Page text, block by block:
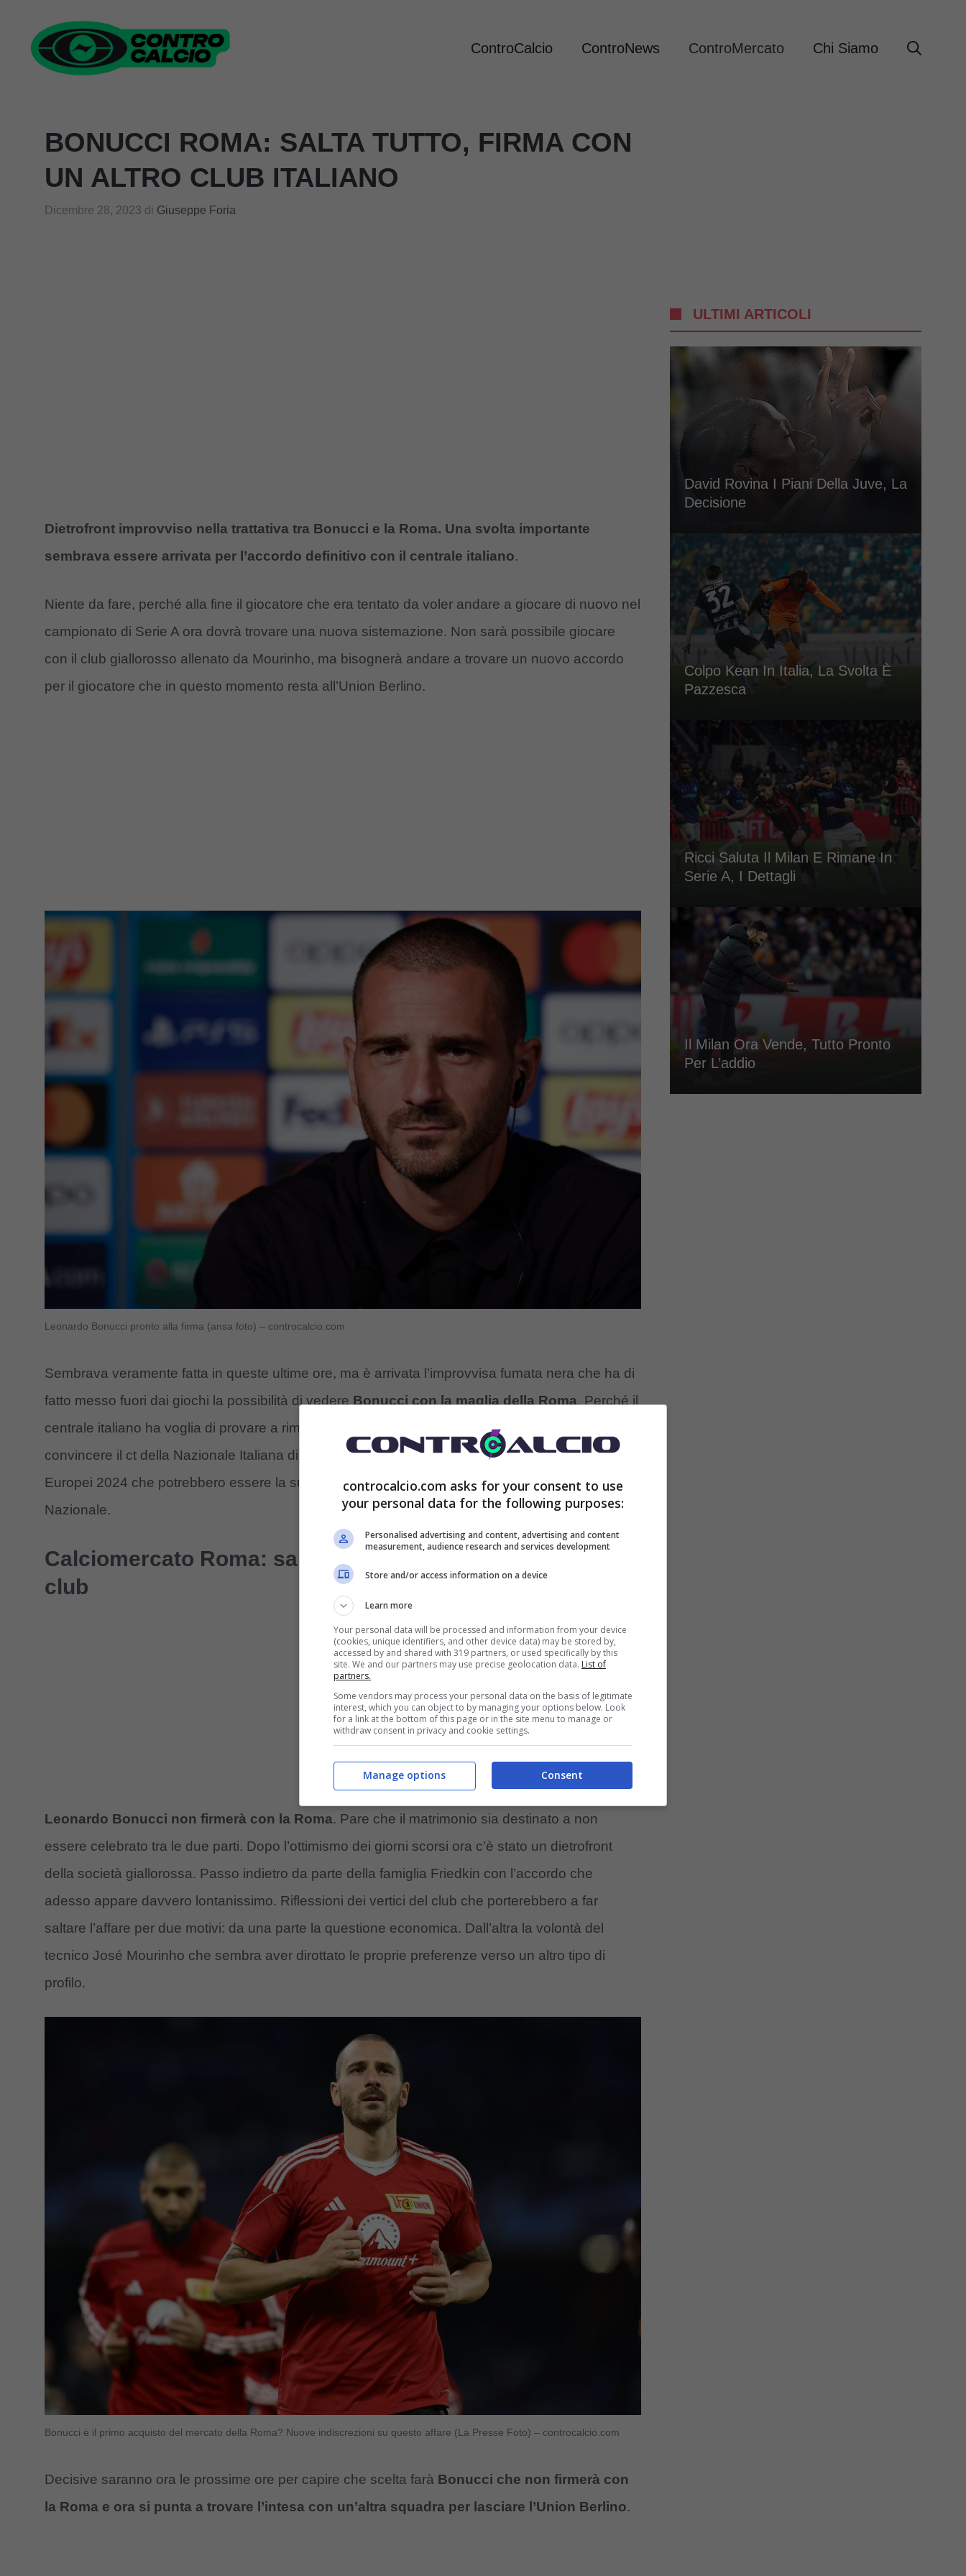
contenuto
ControCalcio ControNews ControMercato Chi Siamo
BONUCCI ROMA: SALTA TUTTO, FIRMA CON
UN ALTRO CLUB ITALIANO
Dicembre 28, 2023 di Giuseppe Foria
Dietrofront improvviso nella trattativa tra Bonucci e la Roma. Una svolta importante
sembrava essere arrivata per l’accordo definitivo con il centrale italiano.
Niente da fare, perché alla fine il giocatore che era tentato da voler andare a giocare di nuovo nel
campionato di Serie A ora dovrà trovare una nuova sistemazione. Non sarà possibile giocare
con il club giallorosso allenato da Mourinho, ma bisognerà andare a trovare un nuovo accordo
per il giocatore che in questo momento resta all’Union Berlino.
Leonardo Bonucci pronto alla firma (ansa foto) – controcalcio.com
Sembrava veramente fatta in queste ultime ore, ma è arrivata l’improvvisa fumata nera che ha di
fatto messo fuori dai giochi la possibilità di vedereBonucci con la maglia della Roma. Perché il
centrale italiano ha voglia di provare a rimettersi in gioco in Italia per poter poi provare anche a
convincere il ct della Nazionale Italiana di provare a prendersi una convocazione per i prossimi
Europei 2024 che potrebbero essere la sua ultima grande occasione di vestire la maglia della
Nazionale.
Calciomercato Roma: salta Bonucci, lo prende un altro
club
Leonardo Bonucci non firmerà con la Roma. Pare che il matrimonio sia destinato a non
essere celebrato tra le due parti. Dopo l’ottimismo dei giorni scorsi ora c’è stato un dietrofront
della società giallorossa. Passo indietro da parte della famiglia Friedkin con l’accordo che
adesso appare davvero lontanissimo. Riflessioni dei vertici del club che porterebbero a far
saltare l’affare per due motivi: da una parte la questione economica. Dall’altra la volontà del
tecnico José Mourinho che sembra aver dirottato le proprie preferenze verso un altro tipo di
profilo.
Bonucci è il primo acquisto del mercato della Roma? Nuove indiscrezioni su questo affare (La Presse Foto) – controcalcio.com
Decisive saranno ora le prossime ore per capire che scelta farà Bonucci che non firmerà con
la Roma e ora si punta a trovare l’intesa con un’altra squadra per lasciare l’Union Berlino.
ULTIMI ARTICOLI
David Rovina I Piani Della Juve, La
Decisione
Colpo Kean In Italia, La Svolta È
Pazzesca
Ricci Saluta Il Milan E Rimane In
Serie A, I Dettagli
Il Milan Ora Vende, Tutto Pronto
Per L’addio
controcalcio.com asks for your consent to use
your personal data for the following purposes:
Personalised advertising and content, advertising and content
measurement, audience research and services development
Store and/or access information on a device
Learn more
Your personal data will be processed and information from your device
(cookies, unique identifiers, and other device data) may be stored by,
accessed by and shared with 319 partners, or used specifically by this
site. We and our partners may use precise geolocation data. List of
partners.
Some vendors may process your personal data on the basis of legitimate
interest, which you can object to by managing your options below. Look
for a link at the bottom of this page or in the site menu to manage or
withdraw consent in privacy and cookie settings.
Consent
Manage options